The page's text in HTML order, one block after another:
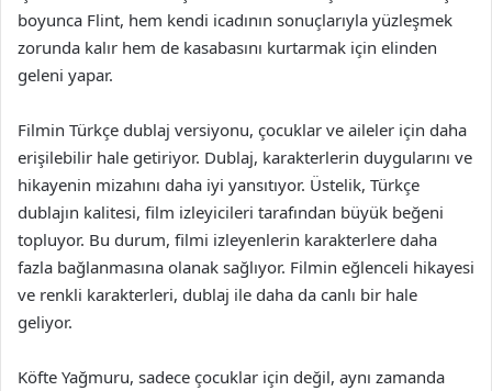
boyunca Flint, hem kendi icadının sonuçlarıyla yüzleşmek
zorunda kalır hem de kasabasını kurtarmak için elinden
geleni yapar.
Filmin Türkçe dublaj versiyonu, çocuklar ve aileler için daha
erişilebilir hale getiriyor. Dublaj, karakterlerin duygularını ve
hikayenin mizahını daha iyi yansıtıyor. Üstelik, Türkçe
dublajın kalitesi, film izleyicileri tarafından büyük beğeni
topluyor. Bu durum, filmi izleyenlerin karakterlere daha
fazla bağlanmasına olanak sağlıyor. Filmin eğlenceli hikayesi
ve renkli karakterleri, dublaj ile daha da canlı bir hale
geliyor.
Köfte Yağmuru, sadece çocuklar için değil, aynı zamanda